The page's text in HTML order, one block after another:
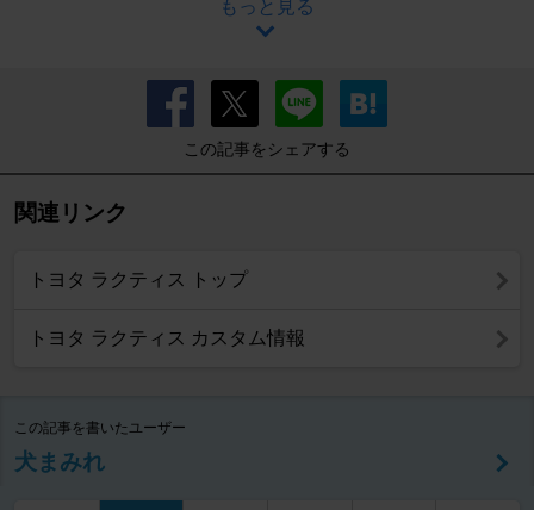
もっと見る
この記事をシェアする
関連リンク
トヨタ ラクティス トップ
トヨタ ラクティス カスタム情報
この記事を書いたユーザー
犬まみれ